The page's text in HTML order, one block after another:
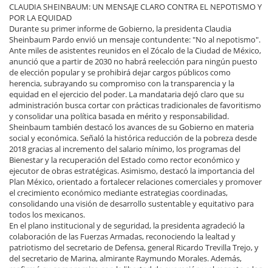
CLAUDIA SHEINBAUM: UN MENSAJE CLARO CONTRA EL NEPOTISMO Y
POR LA EQUIDAD
Durante su primer informe de Gobierno, la presidenta Claudia
Sheinbaum Pardo envió un mensaje contundente: "No al nepotismo".
Ante miles de asistentes reunidos en el Zócalo de la Ciudad de México,
anunció que a partir de 2030 no habrá reelección para ningún puesto
de elección popular y se prohibirá dejar cargos públicos como
herencia, subrayando su compromiso con la transparencia y la
equidad en el ejercicio del poder. La mandataria dejó claro que su
administración busca cortar con prácticas tradicionales de favoritismo
y consolidar una política basada en mérito y responsabilidad.
Sheinbaum también destacó los avances de su Gobierno en materia
social y económica. Señaló la histórica reducción de la pobreza desde
2018 gracias al incremento del salario mínimo, los programas del
Bienestar y la recuperación del Estado como rector económico y
ejecutor de obras estratégicas. Asimismo, destacó la importancia del
Plan México, orientado a fortalecer relaciones comerciales y promover
el crecimiento económico mediante estrategias coordinadas,
consolidando una visión de desarrollo sustentable y equitativo para
todos los mexicanos.
En el plano institucional y de seguridad, la presidenta agradeció la
colaboración de las Fuerzas Armadas, reconociendo la lealtad y
patriotismo del secretario de Defensa, general Ricardo Trevilla Trejo, y
del secretario de Marina, almirante Raymundo Morales. Además,